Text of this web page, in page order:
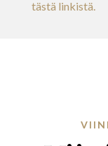
tästä linkistä.